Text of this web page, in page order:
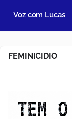
Voz com Lucas
FEMINICIDIO